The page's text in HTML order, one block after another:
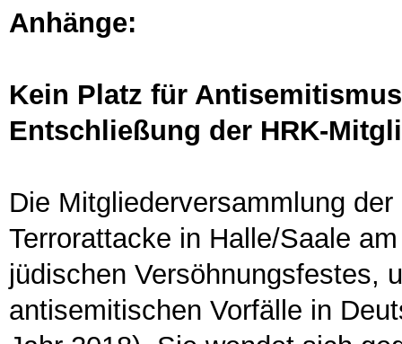
Anhänge:
Kein Platz für Antisemitismus
Entschließung der HRK-
Die Mitgliederversammlung
Terrorattacke in Halle/Saale
jüdischen Versöhnungsfestes,
antisemitischen Vorfälle in